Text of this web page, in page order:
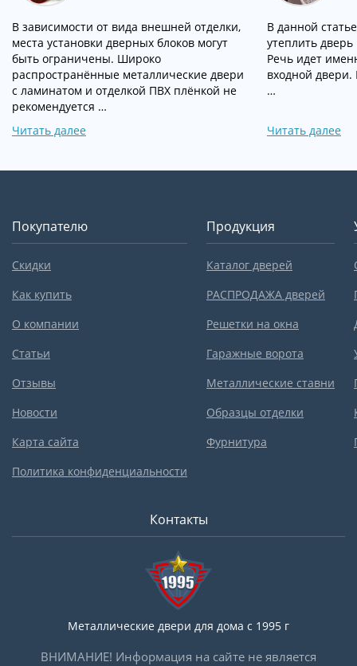
В зависимости от вида внешней отделки,
места установки дверных блоков могут
быть ограничены. Широко
распространённые металлические двери
с ламинатом и отделкой ПВХ плёнкой не
рекомендуется …
Читать далее
В данной
утеплить
Речь идет
входной двери.
…
Читать далее
Покупателю
Скидки
Как купить
О компании
Статьи
Отзывы
Новости
Карта сайта
Политика конфиденциальности
Продукция
Каталог дверей
РАСПРОДАЖА дверей
Решетки на окна
Гаражные ворота
Металлические ставни
Образцы отделки
Фурнитура
Контакты
Металлические двери для дома с 1995 г
ВНИМАНИЕ! Информация на сайте не является